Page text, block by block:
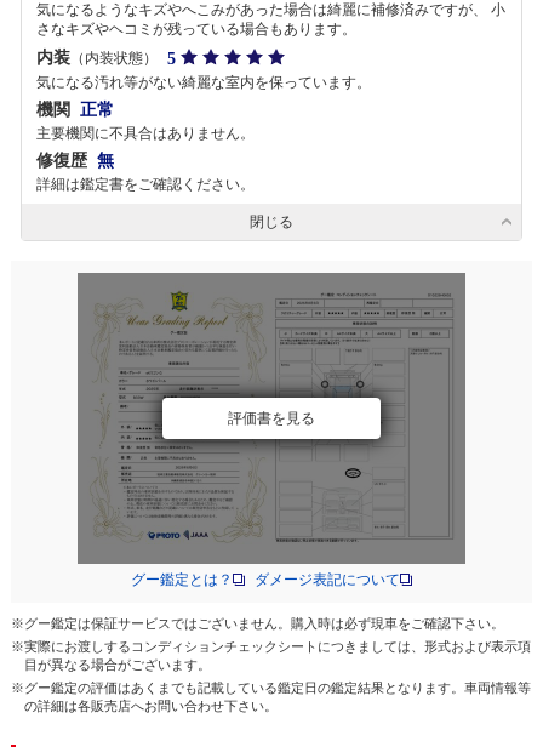
気になるようなキズやへこみがあった場合は綺麗に補修済みですが、 小
さなキズやヘコミが残っている場合もあります。
内装 （内装状態） 5
気になる汚れ等がない綺麗な室内を保っています。
機関 正常
主要機関に不具合はありません。
修復歴 無
詳細は鑑定書をご確認ください。
閉じる
評価書を見る
グー鑑定とは？ ダメージ表記について
※グー鑑定は保証サービスではございません。購入時は必ず現車をご確認下さい。
※実際にお渡しするコンディションチェックシートにつきましては、形式および表示項
目が異なる場合がございます。
※グー鑑定の評価はあくまでも記載している鑑定日の鑑定結果となります。車両情報等
の詳細は各販売店へお問い合わせ下さい。